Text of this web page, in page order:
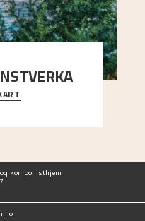
i Astrups malerier
komponisthjem